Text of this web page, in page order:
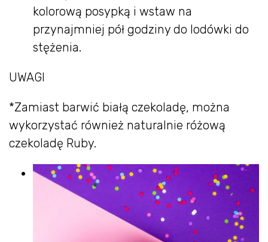
kolorową posypką i wstaw na
przynajmniej pół godziny do lodówki do
stężenia.
UWAGI
*Zamiast barwić białą czekoladę, można
wykorzystać również naturalnie różową
czekoladę Ruby.